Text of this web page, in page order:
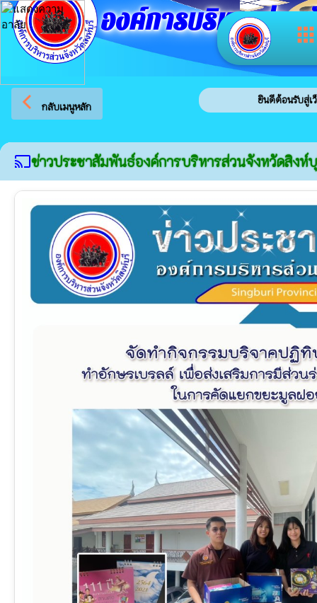
apps
องค์การบริหารส่วน
arrow_back_ios กลับเมนูหลัก
ยินดีต้อนรับสู่เว็บไซต์ขอ
castข่าวประชาสัมพันธ์องค์การบริหารส่วนจังหวัดสิงห์